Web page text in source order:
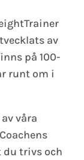
av
på 100-
runt om i
våra
trivs och